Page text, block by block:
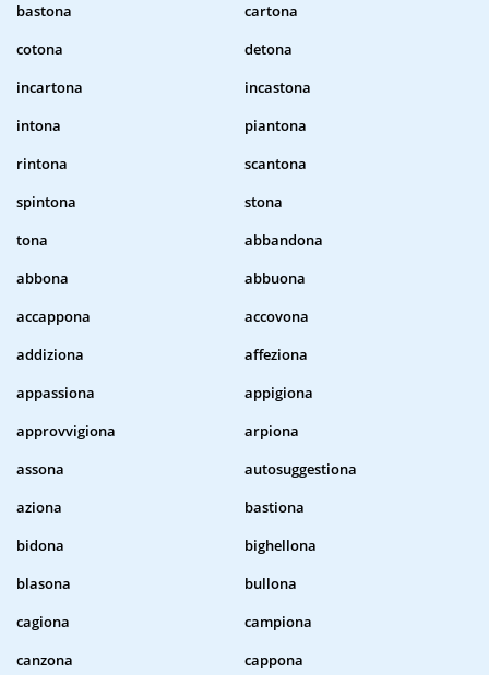
bastona
cartona
cotona
detona
incartona
incastona
intona
piantona
rintona
scantona
spintona
stona
tona
abbandona
abbona
abbuona
accappona
accovona
addiziona
affeziona
appassiona
appigiona
approvvigiona
arpiona
assona
autosuggestiona
aziona
bastiona
bidona
bighellona
blasona
bullona
cagiona
campiona
canzona
cappona